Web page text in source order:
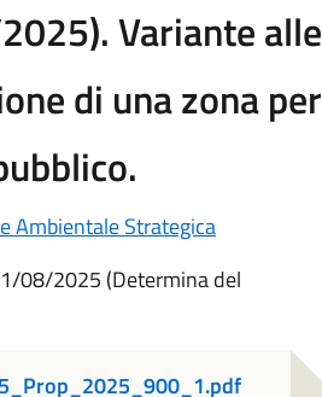
Variante alle
di una zona per
Ambientale Strategica
08/2025 (Determina del